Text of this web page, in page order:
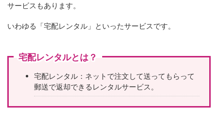
サービスもあります。
いわゆる「宅配レンタル」といったサービスです。
宅配レンタルとは？
宅配レンタル：ネットで注文して送ってもらって
郵送で返却できるレンタルサービス。